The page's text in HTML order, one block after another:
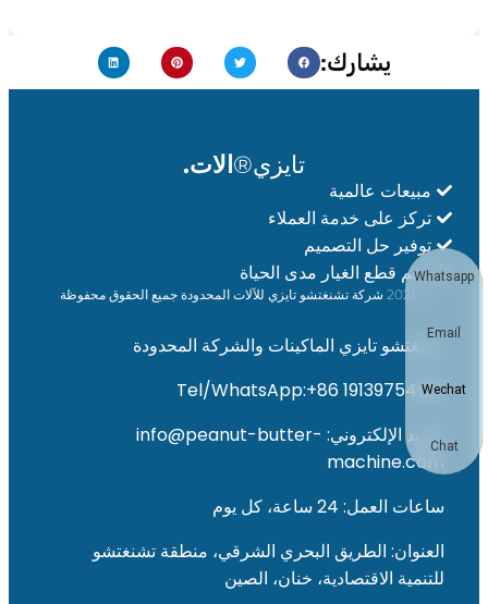
يشارك:
تايزي®الات.
مبيعات عالمية
تركز على خدمة العملاء
توفير حل التصميم
دعم قطع الغيار مدى الحياة
تشنغتشو تايزي الماكينات والشركة المحدودة
Tel/WhatsApp:+86 19139754781
البريد الإلكتروني: info@peanut-butter-
machine.com
ساعات العمل: 24 ساعة، كل يوم
العنوان: الطريق البحري الشرقي، منطقة تشنغتشو
للتنمية الاقتصادية، خنان، الصين
Whatsapp
Email
Wechat
Chat